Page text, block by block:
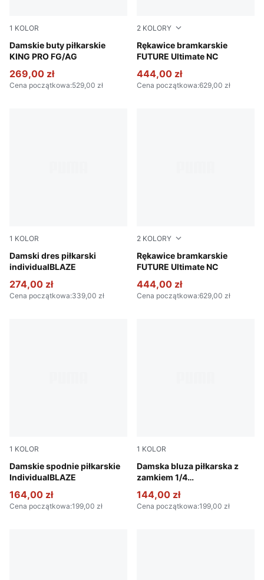
1 KOLOR
Damskie buty piłkarskie
KING PRO FG/AG
PUMA Silver-PUMA Black-Sun Struck-PUMA White
269,00 zł
Cena początkowa:529,00 zł
2 KOLORY
Rękawice bramkarskie
FUTURE Ultimate NC
PUMA White-Glowing Red-
444,00 zł
Cena początkowa:629,00 zł
1 KOLOR
Damski dres piłkarski
individualBLAZE
Blue Jewel-PUMA White-Intense Lavender
274,00 zł
Cena początkowa:339,00 zł
2 KOLORY
Rękawice bramkarskie
FUTURE Ultimate NC
PUMA Black-Green Terrain-
444,00 zł
Cena początkowa:629,00 zł
1 KOLOR
Damskie spodnie piłkarskie
IndividualBLAZE
Gray Sky-PUMA White-Royal Sapphire
164,00 zł
Cena początkowa:199,00 zł
1 KOLOR
Damska bluza piłkarska z
zamkiem 1/4
Gray Sky-PUMA White-
144,00 zł
Cena początkowa:199,00 zł